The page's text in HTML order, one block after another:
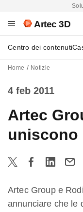
Artec 3D
Centro dei contenuti
Home Notizie
4 feb 2011
Artec
uniscono
Artec Group e
annunciare che le